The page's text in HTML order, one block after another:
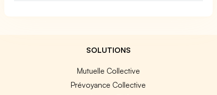
SOLUTIONS
Mutuelle Collective
Prévoyance Collective